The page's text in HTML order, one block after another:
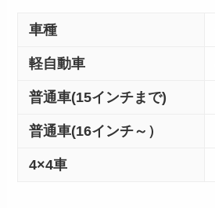
車種
軽自動車
普通車(15インチまで)
普通車(16インチ～）
4×4車